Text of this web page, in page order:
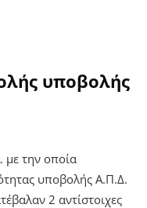
υποβολής
με την οποία
υποβολής Α.Π.Δ.
2 αντίστοιχες